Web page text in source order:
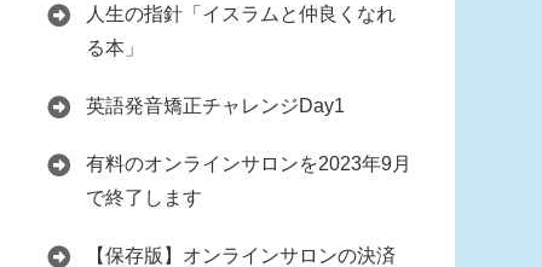
人生の指針「イスラムと仲良くなれ
る本」
英語発音矯正チャレンジDay1
有料のオンラインサロンを2023年9月
で終了します
【保存版】オンラインサロンの決済